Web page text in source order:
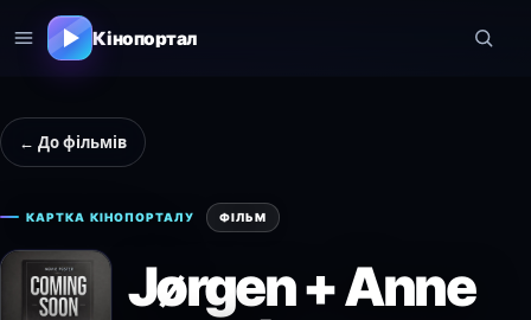
Кінопортал
← До фільмів
КАРТКА КІНОПОРТАЛУ ФІЛЬМ
Jørgen + Anne